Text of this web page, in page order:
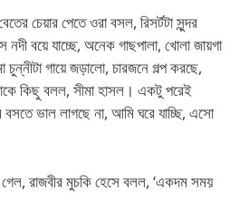
চেয়ার পেতে ওরা বসল, রিসর্টটা সুন্দর
নদী বয়ে যাচ্ছে, অনেক গাছপালা, খোলা জায়গা
চুন্নীটা গায়ে জড়ালো, চারজনে গল্প করছে,
কিছু বলল, সীমা হাসল। একটু পরেই
ভাল লাগছে না, আমি ঘরে যাচ্ছি, এসো
রাজবীর মুচকি হেসে বলল, ‘একদম সময়